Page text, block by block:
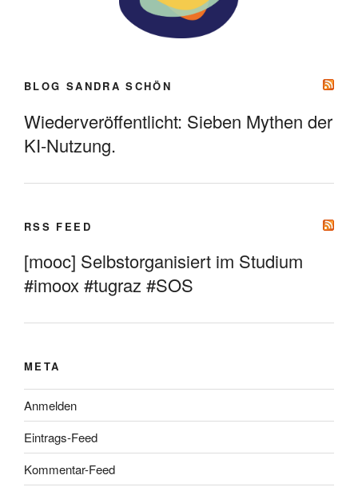
BLOG SANDRA SCHÖN
Wiederveröffentlicht: Sieben Mythen der
KI-Nutzung.
RSS FEED
[mooc] Selbstorganisiert im Studium
#imoox #tugraz #SOS
META
Anmelden
Eintrags-Feed
Kommentar-Feed